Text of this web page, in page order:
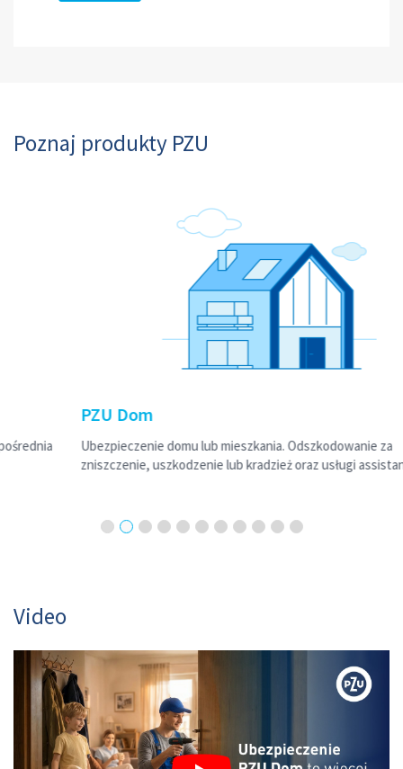
Poznaj produkty PZU
PZU Dom
Ubezpieczenie domu lub mieszkania. Odszkodowanie za
zniszczenie, uszkodzenie lub kradzież oraz usługi assistance.
Video